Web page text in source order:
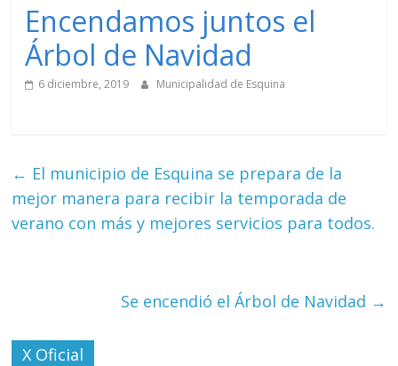
Encendamos juntos el
Árbol de Navidad
6 diciembre, 2019 Municipalidad de Esquina
← El municipio de Esquina se prepara de la
mejor manera para recibir la temporada de
verano con más y mejores servicios para todos.
Se encendió el Árbol de Navidad →
X Oficial